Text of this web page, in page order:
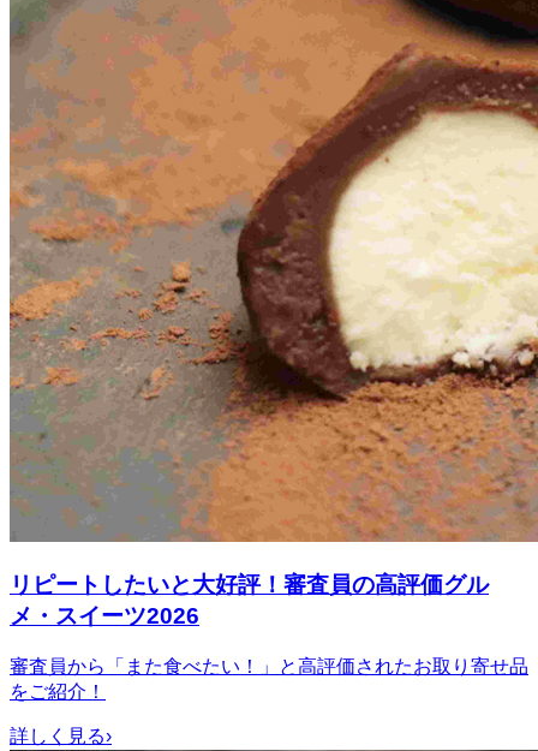
リピートしたいと大好評！審査員の高評価グル
メ・スイーツ2026
審査員から「また食べたい！」と高評価されたお取り寄せ品
をご紹介！
詳しく見る›